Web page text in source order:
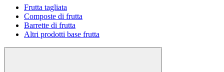
Frutta tagliata
Composte di frutta
Barrette di frutta
Altri prodotti base frutta